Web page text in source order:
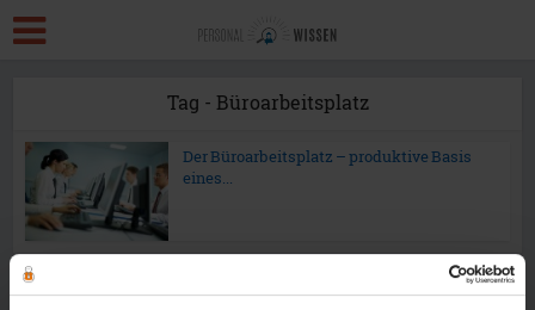
Tag - Büroarbeitsplatz
Der Büroarbeitsplatz – produktive Basis
eines...